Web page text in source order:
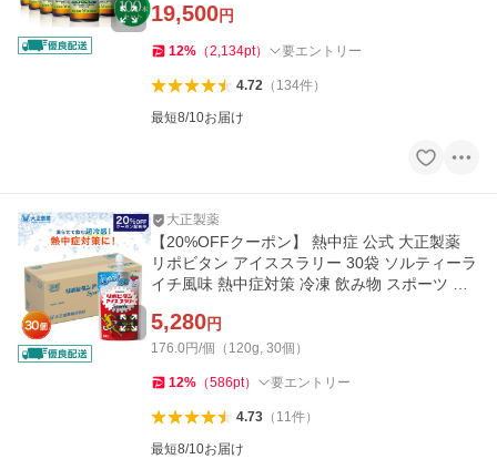
19,500円
12% （2,134pt） 要エントリー
4.72（ 134件）
最短8/10お届け
大正製薬
【20%OFFクーポン】 熱中症 公式 大正製薬
リポビタン アイススラリー 30袋 ソルティーラ
イチ風味 熱中症対策 冷凍 飲み物 スポーツ ド
5,280円
176.0円/個（120g, 30個）
12% （586pt） 要エントリー
4.73（ 11件）
最短8/10お届け